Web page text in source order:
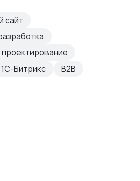
сайт
проектирование
Битрикс
B2B